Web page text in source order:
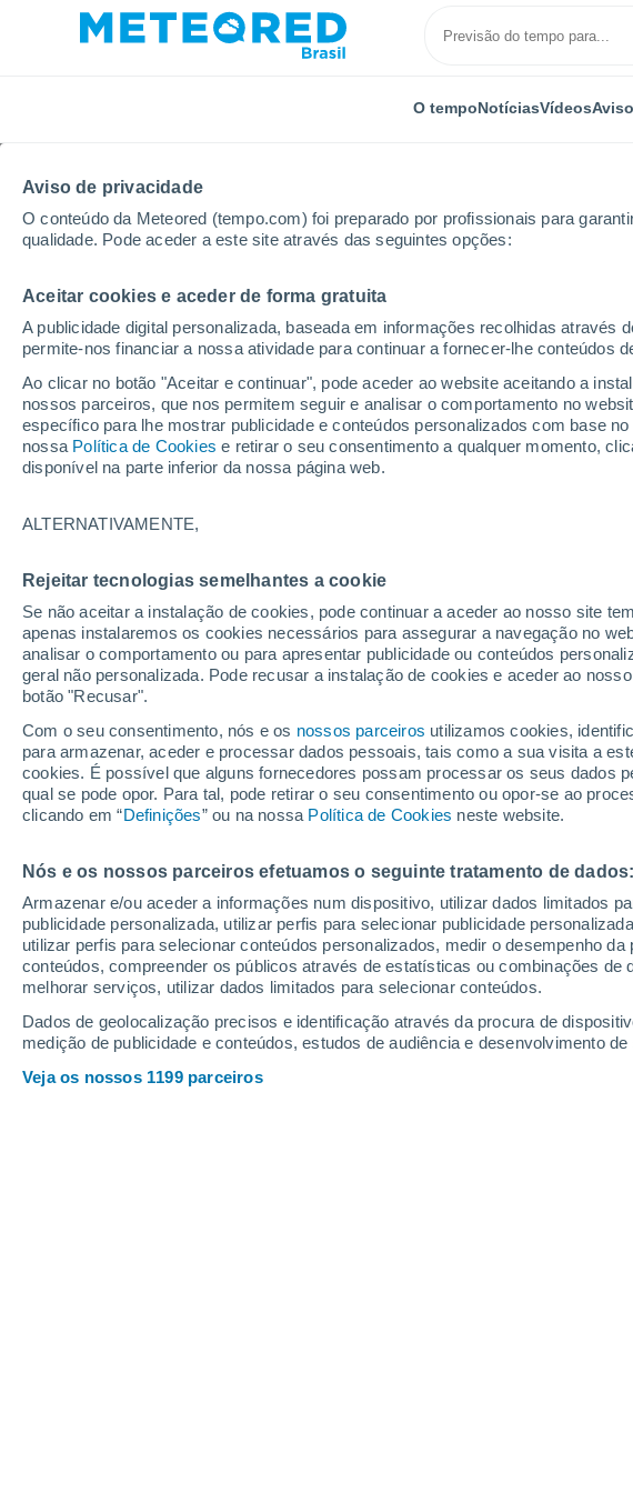
Aviso de privacidade
O conteúdo da Meteored (tempo.com) foi preparado por profissionais para
qualidade. Pode aceder a este site através das seguintes opções:
Aceitar cookies e aceder de forma gratuita
A publicidade digital personalizada, baseada em informações recolhidas através
permite-nos financiar a nossa atividade para continuar a fornecer-lhe conteúdos
Ao clicar no botão "Aceitar e continuar", pode aceder ao website aceitando a
nossos parceiros, que nos permitem seguir e analisar o comportamento no
específico para lhe mostrar publicidade e conteúdos personalizados com base
nossa Política de Cookies e retirar o seu consentimento a qualquer momento,
disponível na parte inferior da nossa página web.
ALTERNATIVAMENTE,
Rejeitar tecnologias semelhantes a cookie
Se não aceitar a instalação de cookies, pode continuar a aceder ao nosso site
apenas instalaremos os cookies necessários para assegurar a navegação no
analisar o comportamento ou para apresentar publicidade ou conteúdos
geral não personalizada. Pode recusar a instalação de cookies e aceder ao
botão "Recusar".
Com o seu consentimento, nós e os nossos parceiros utilizamos cookies,
para armazenar, aceder e processar dados pessoais, tais como a sua visita a
cookies. É possível que alguns fornecedores possam processar os seus dados
qual se pode opor. Para tal, pode retirar o seu consentimento ou opor-se ao
clicando em “Definições” ou na nossa Política de Cookies neste website.
Nós e os nossos parceiros efetuamos o seguinte tratamento de dados:
Armazenar e/ou aceder a informações num dispositivo, utilizar dados limitados
publicidade personalizada, utilizar perfis para selecionar publicidade
utilizar perfis para selecionar conteúdos personalizados, medir o desempenho
conteúdos, compreender os públicos através de estatísticas ou combinações de
melhorar serviços, utilizar dados limitados para selecionar conteúdos.
Dados de geolocalização precisos e identificação através da procura de
medição de publicidade e conteúdos, estudos de audiência e desenvolvimento
Veja os nossos 1199 parceiros
O tempoNotíciasVídeos
Início Porto Rico Municipalidade de Canóvanas
Previsão do tempo no
Hoje, 6 agosto Todo o dia Símbolo
32°
Santa
Barbara